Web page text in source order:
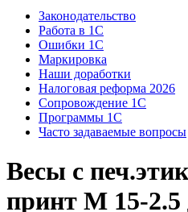
Законодательство
Работа в 1С
Ошибки 1С
Маркировка
Наши доработки
Налоговая реформа 2026
Сопровождение 1С
Программы 1С
Часто задаваемые вопросы
Весы с
принт M 15-